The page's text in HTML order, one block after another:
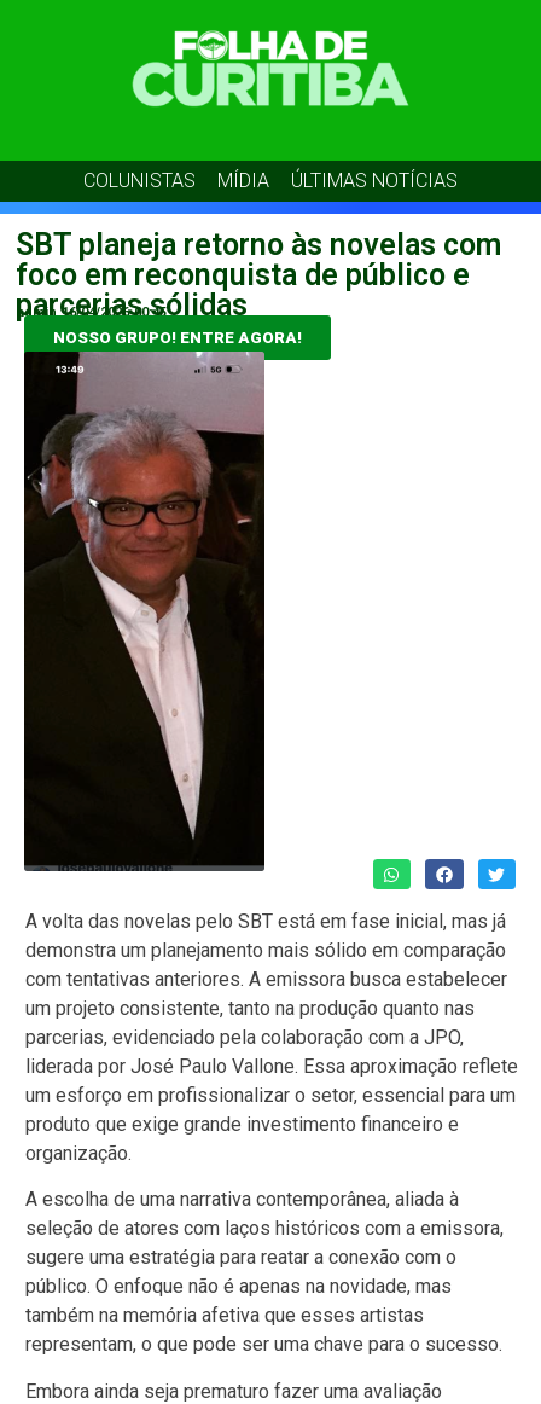
COLUNISTAS MÍDIA ÚLTIMAS NOTÍCIAS
SBT planeja retorno às novelas com
foco em reconquista de público e
parcerias sólidas
admin 16/04/2026 00:45
NOSSO GRUPO! ENTRE AGORA!
A volta das novelas pelo SBT está em fase inicial, mas já
demonstra um planejamento mais sólido em comparação
com tentativas anteriores. A emissora busca estabelecer
um projeto consistente, tanto na produção quanto nas
parcerias, evidenciado pela colaboração com a JPO,
liderada por José Paulo Vallone. Essa aproximação reflete
um esforço em profissionalizar o setor, essencial para um
produto que exige grande investimento financeiro e
organização.
A escolha de uma narrativa contemporânea, aliada à
seleção de atores com laços históricos com a emissora,
sugere uma estratégia para reatar a conexão com o
público. O enfoque não é apenas na novidade, mas
também na memória afetiva que esses artistas
representam, o que pode ser uma chave para o sucesso.
Embora ainda seja prematuro fazer uma avaliação